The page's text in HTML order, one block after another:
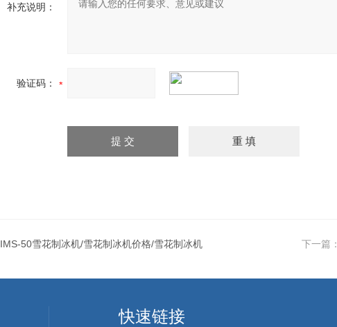
补充说明：
验证码：
IMS-50雪花制冰机/雪花制冰机价格/雪花制冰机 下一篇：
快速链接